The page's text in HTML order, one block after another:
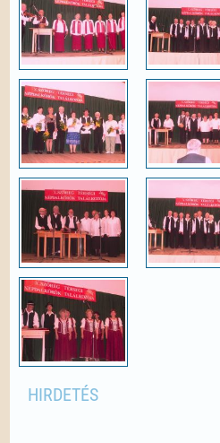
HIRDETÉS